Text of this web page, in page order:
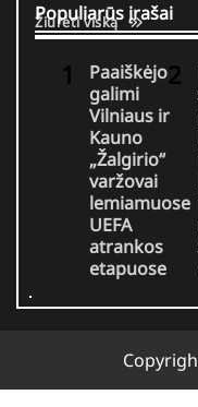
Populiarūs įrašai
Žiūrėti viską
Paaiškėjo
galimi
Vilniaus ir
Kauno
„Žalgirio“
varžovai
lemiamuose
UEFA
atrankos
etapuose